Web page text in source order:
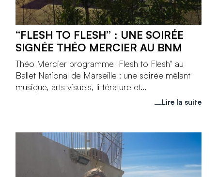
“FLESH TO FLESH” : UNE SOIRÉE
SIGNÉE THÉO MERCIER AU BNM
Théo Mercier programme "Flesh to Flesh" au
Ballet National de Marseille : une soirée mêlant
musique, arts visuels, littérature et...
Lire la suite